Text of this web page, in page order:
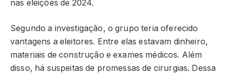
nas eleições de 2024.
Segundo a investigação, o grupo teria oferecido
vantagens a eleitores. Entre elas estavam dinheiro,
materiais de construção e exames médicos. Além
disso, há suspeitas de promessas de cirurgias. Dessa